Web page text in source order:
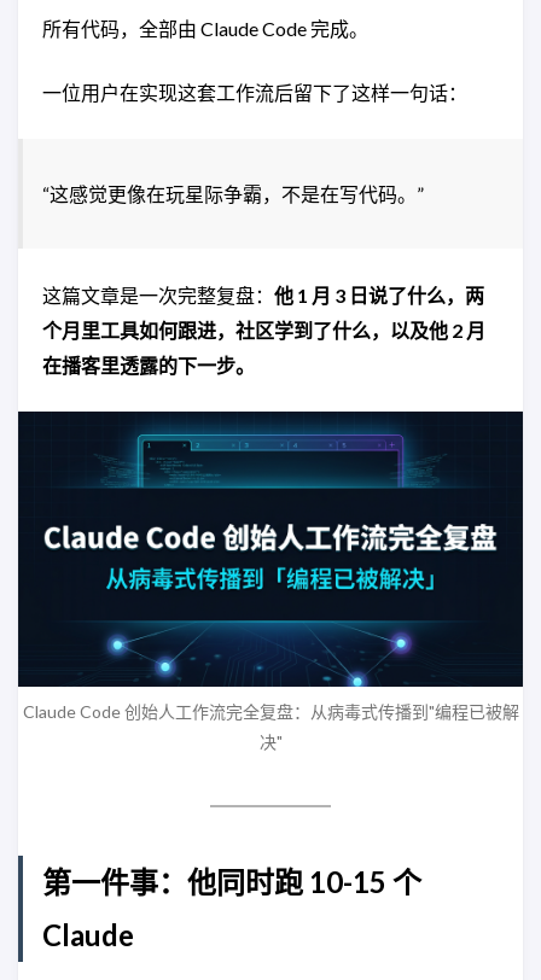
所有代码，全部由 Claude Code 完成。
一位用户在实现这套工作流后留下了这样一句话：
“这感觉更像在玩星际争霸，不是在写代码。”
这篇文章是一次完整复盘： 他 1 月 3 日说了什么，两
个月里工具如何跟进，社区学到了什么，以及他 2 月
在播客里透露的下一步。
Claude Code 创始人工作流完全复盘：从病毒式传播到"编程已被解
决"
第一件事：他同时跑 10-15 个
Claude